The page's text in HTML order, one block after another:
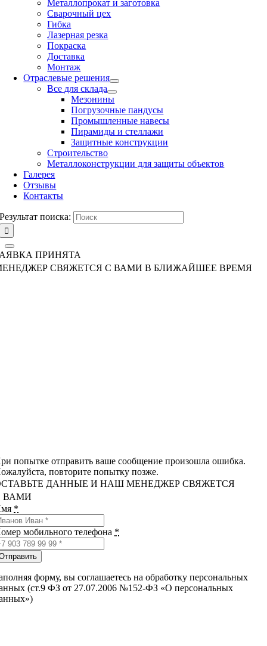
Металлопрокат и заготовка
Сварочный цех
Гибка
Лазерная резка
Покраска
Доставка
Монтаж
Отраслевые решения
Все для склада
Мезонины
Погрузочные пандусы
Промышленные навесы
Пирамиды и стеллажи
Защитные конструкции
Строительство
Металлоконструкции для защиты объектов
Галерея
Отзывы
Контакты
Результат поиска:
ПРИНЯТА
СВЯЖЕТСЯ С ВАМИ В БЛИЖАЙШЕЕ ВРЕМЯ
попытке отправить ваше сообщение произошла ошибка.
повторите попытку позже.
ДАННЫЕ И НАШ МЕНЕДЖЕР СВЯЖЕТСЯ
ВАМИ
*
мобильного телефона *
форму, вы соглашаетесь на обработку персональных
(ст.9 ФЗ от 27.07.2006 №152-ФЗ «О персональных